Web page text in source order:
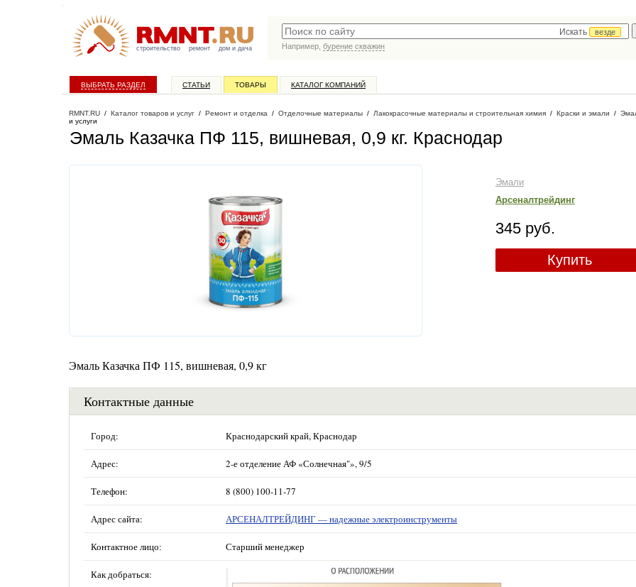
строительство ремонт дом и дача
Искать
везде
Например, бурение скважин
ВЫБРАТЬ РАЗДЕЛ СТАТЬИ ТОВАРЫ КАТАЛОГ КОМПАНИЙ
RMNT.RU / Каталог товаров и услуг / Ремонт и отделка / Отделочные материалы / Лакокрасочные материалы и строительная химия / Краски и эмали /
и услуги
Эмаль Казачка ПФ 115, вишневая, 0,9 кг. Краснодар
Эмали
Арсеналтрейдинг
345 руб.
Купить
Эмаль Казачка ПФ 115, вишневая, 0,9 кг
Контактные данные
Город: Краснодарский край, Краснодар
Адрес: 2-е отделение АФ «Солнечная"», 9/5
Телефон: 8 (800) 100-11-77
Адрес сайта: АРСЕНАЛТРЕЙДИНГ — надежные электроинструменты
Контактное лицо: Старший менеджер
Как добраться: